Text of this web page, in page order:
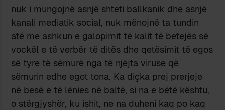
nuk i mungojnë asnjë shteti ballkanik dhe asnjë
kanali mediatik social, nuk mënojnë ta tundin
atë me ashkun e galopimit të kalit të betejës së
vockël e të verbër të ditës dhe qetësimit të egos
së tyre të sëmurë nga të njëjta viruse që
sëmurin edhe egot tona. Ka diçka prej prerjeje
në besë e të lënies në baltë, si na e bëtë kështu,
o stërgjyshër, ku ishit, ne na duheni kaq po kaq